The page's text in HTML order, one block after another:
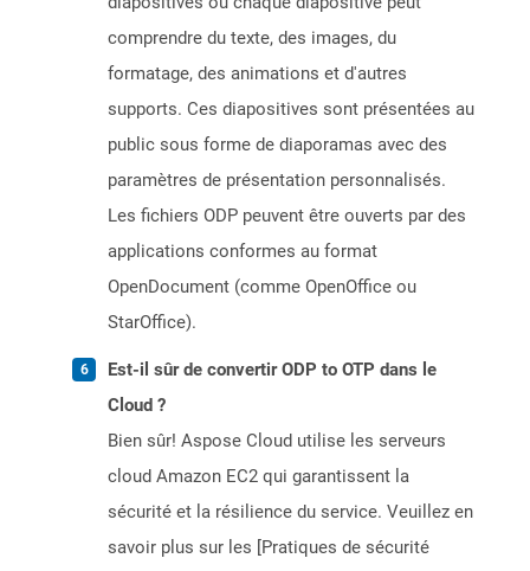
comprendre du texte, des images, du
formatage, des animations et d'autres
supports. Ces diapositives sont présentées au
public sous forme de diaporamas avec des
paramètres de présentation personnalisés.
Les fichiers ODP peuvent être ouverts par des
applications conformes au format
OpenDocument (comme OpenOffice ou
StarOffice).
Est-il sûr de convertir ODP to OTP dans le
Cloud ?
Bien sûr! Aspose Cloud utilise les serveurs
cloud Amazon EC2 qui garantissent la
sécurité et la résilience du service. Veuillez en
savoir plus sur les [Pratiques de sécurité